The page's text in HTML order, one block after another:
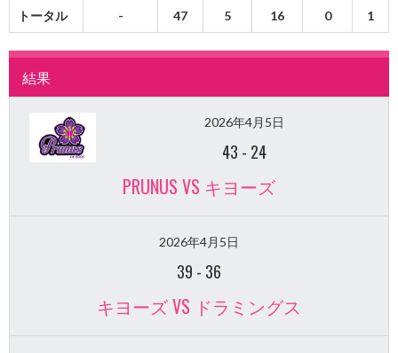
トータル - 47 5 16 0 1
結果
2026年4月5日
43 - 24
PRUNUS VS キヨーズ
2026年4月5日
39 - 36
キヨーズ VS ドラミングス